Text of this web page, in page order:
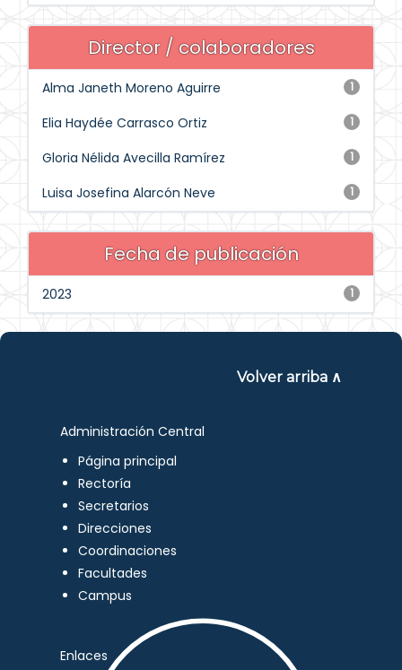
Director / colaboradores
1
Alma Janeth Moreno Aguirre
1
Elia Haydée Carrasco Ortiz
1
Gloria Nélida Avecilla Ramírez
1
Luisa Josefina Alarcón Neve
Fecha de publicación
1
2023
Volver arriba ∧
Administración Central
Página principal
Rectoría
Secretarios
Direcciones
Coordinaciones
Facultades
Campus
Enlaces